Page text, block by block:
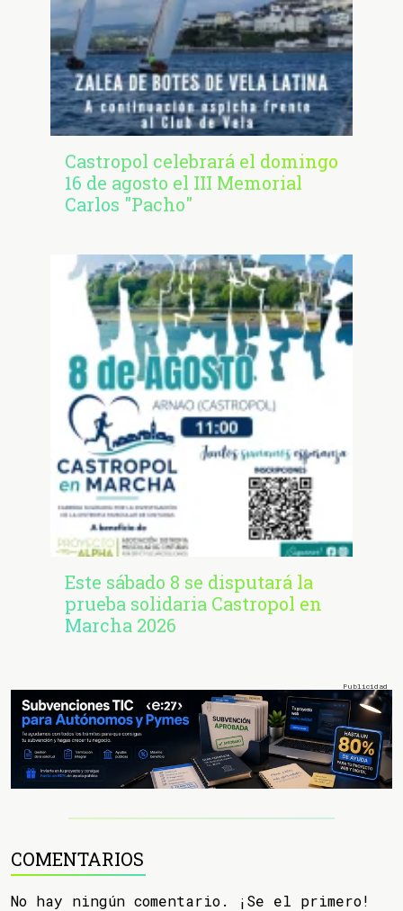
Castropol celebrará el domingo
16 de agosto el III Memorial
Carlos "Pacho"
Este sábado 8 se disputará la
prueba solidaria Castropol en
Marcha 2026
COMENTARIOS
No hay ningún comentario. ¡Se el primero!